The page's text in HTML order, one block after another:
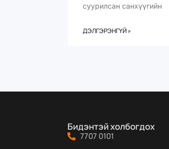
суурилсан санхүүгийн
ДЭЛГЭРЭНГҮЙ »
Бидэнтэй холбогдох
7707 0101